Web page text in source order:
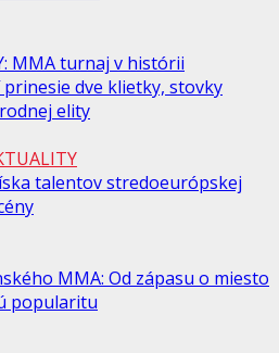
MMA turnaj v histórii
dve klietky, stovky
elity
talentov stredoeurópskej
MMA: Od zápasu o miesto
popularitu